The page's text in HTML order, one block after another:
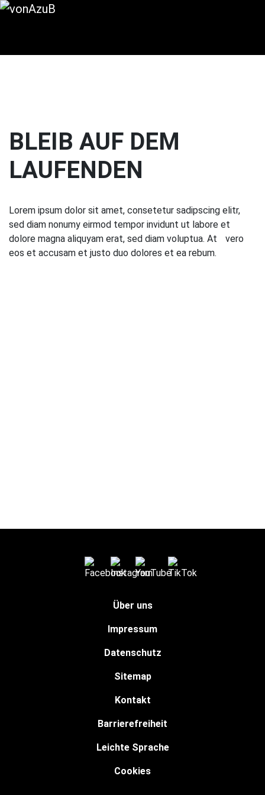
Zur Hauptnavigation springen
Zum Hauptinhalt springen
Zum Seitenfuß springen
BLEIB AUF DEM
LAUFENDEN
Lorem ipsum dolor sit amet, consetetur sadipscing elitr,
sed diam nonumy eirmod tempor invidunt ut labore et
dolore magna aliquyam erat, sed diam voluptua. At vero
eos et accusam et justo duo dolores et ea rebum.
Über uns
Impressum
Datenschutz
Sitemap
Kontakt
Barrierefreiheit
Leichte Sprache
Cookies